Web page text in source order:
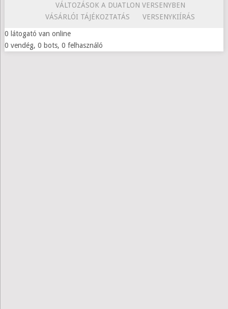
VÁLTOZÁSOK A DUATLON VERSENYBEN
VÁSÁRLÓI TÁJÉKOZTATÁS
VERSENYKIÍRÁS
0 látogató van online
0 vendég, 0 bots, 0 felhasználó